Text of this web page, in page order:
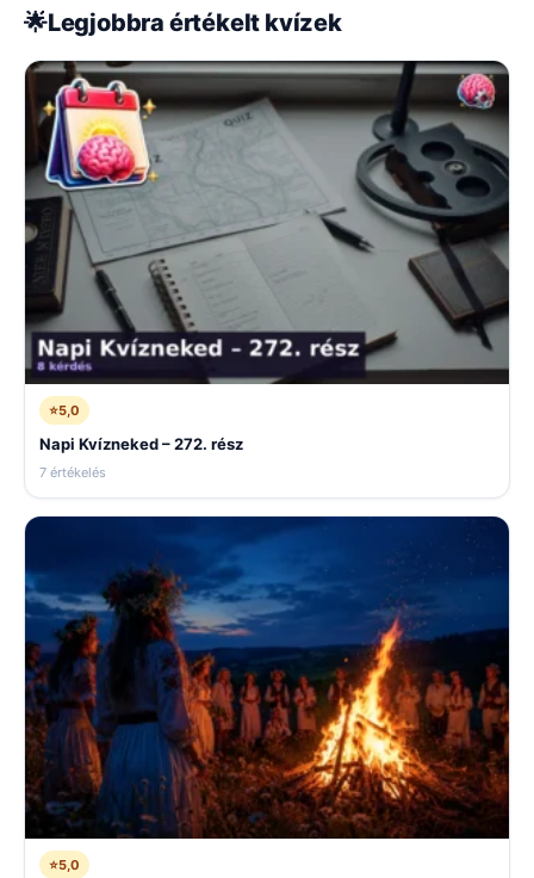
🌟Legjobbra értékelt kvízek
⭐5,0
Napi Kvízneked – 272. rész
7 értékelés
⭐5,0